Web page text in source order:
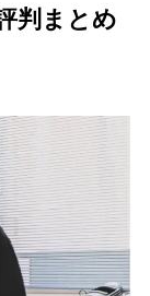
判まとめ